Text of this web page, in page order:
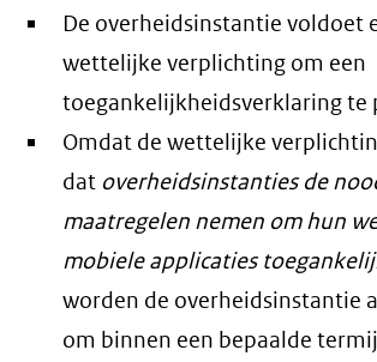
De overheidsinstantie voldoet
wettelijke verplichting om een
toegankelijkheidsverklaring te
Omdat de wettelijke
dat overheidsinstanties de
maatregelen nemen om hun
mobiele applicaties
worden de overheidsinstantie
om binnen een bepaalde